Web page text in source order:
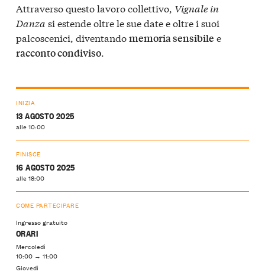
Attraverso questo lavoro collettivo, Vignale in
Danza si estende oltre le sue date e oltre i suoi
palcoscenici, diventandomemoria sensibile e
racconto condiviso.
INIZIA
13 AGOSTO 2025
alle 10:00
FINISCE
16 AGOSTO 2025
alle 18:00
COME PARTECIPARE
Ingresso gratuito
ORARI
Mercoledì
10:00 → 11:00
Giovedì